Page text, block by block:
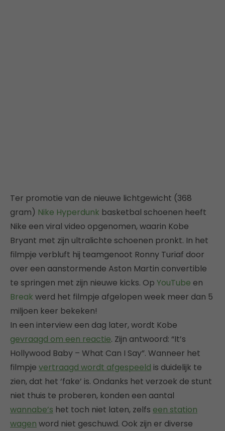
Ter promotie van de nieuwe lichtgewicht (368
gram) Nike Hyperdunk basketbal schoenen heeft
Nike een viral video opgenomen, waarin Kobe
Bryant met zijn ultralichte schoenen pronkt. In het
filmpje verbluft hij teamgenoot Ronny Turiaf door
over een aanstormende Aston Martin convertible
te springen met zijn nieuwe kicks. Op YouTube en
Break werd het filmpje afgelopen week meer dan 5
miljoen keer bekeken!
In een interview een dag later, wordt Kobe
gevraagd om een reactie. Zijn antwoord: “It’s
Hollywood Baby – What Can I Say”. Wanneer het
filmpje vertraagd wordt afgespeeld is duidelijk te
zien, dat het ‘fake’ is. Ondanks het verzoek de stunt
niet thuis te proberen, konden een aantal
wannabe’s het toch niet laten, zelfs een station
wagen word niet geschuwd. Ook zijn er diverse